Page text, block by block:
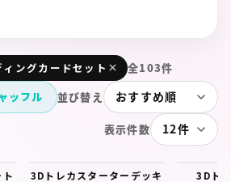
ングカードセット
全103件
ッフル
並び替え
表示件数
3Dトレカスターターデッキ
3Dト